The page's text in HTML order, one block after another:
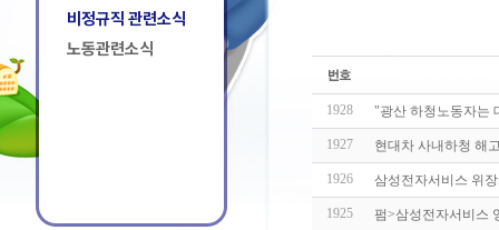
비정규직 관련소식
노동관련소식
1928 "광산 하청노동자는
1927 현대차 사내하청 해
1926 삼성전자서비스 위
1925 펌>삼성전자서비스